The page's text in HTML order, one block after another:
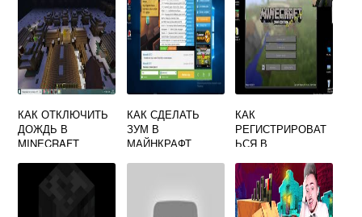
КАК ОТКЛЮЧИТЬ
ДОЖДЬ В
MINECRAFT
КАК СДЕЛАТЬ
ЗУМ В
МАЙНКРАФТ
КАК
РЕГИСТРИРОВАТ
ЬСЯ В
СЕРВЕРАХ